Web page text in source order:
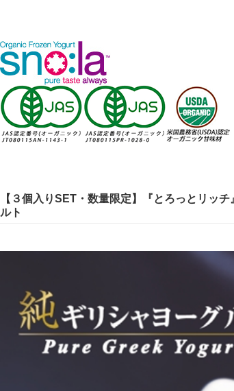
【３個入りSET・数量限定】『とろっとリッ
ルト